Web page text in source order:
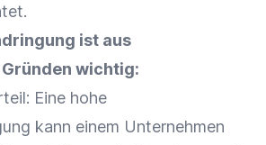
ist aus
wichtig:
: Eine hohe
kann einem Unternehmen